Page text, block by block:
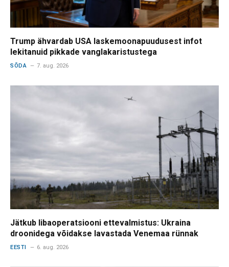
Trump ähvardab USA laskemoonapuudusest infot
lekitanuid pikkade vanglakaristustega
SÕDA 7. aug. 2026
Jätkub libaoperatsiooni ettevalmistus: Ukraina
droonidega võidakse lavastada Venemaa rünnak
EESTI 6. aug. 2026